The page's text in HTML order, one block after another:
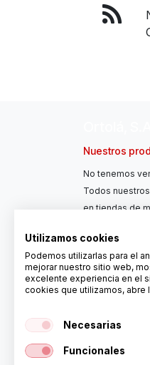
Nuestros
No tenemos
Todos
en tiendas de
Distribuidores
Utilizamos cookies
Podemos utilizarlas para el
mejorar nuestro sitio web,
excelente experiencia en el
cookies que utilizamos, abre
Necesarias
Funcionales